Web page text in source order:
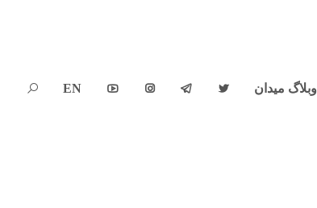
وبلاگ میدان 



EN
